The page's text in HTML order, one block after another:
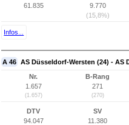
61.835
9.770
(15,8%)
Infos...
A 46 AS Düsseldorf-Wersten (24) - AS
Nr.
1.657
(1.657)
B-Rang
271
(270)
DTV
94.047
SV
11.380